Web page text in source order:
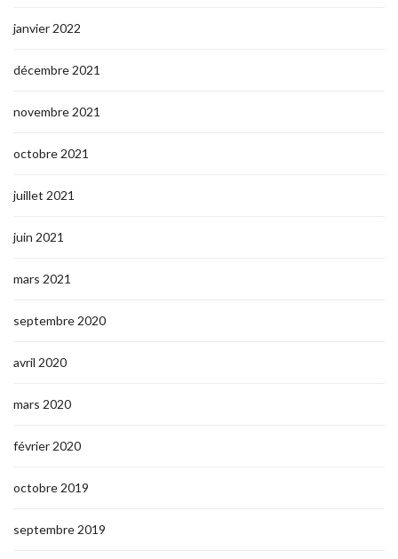
janvier 2022
décembre 2021
novembre 2021
octobre 2021
juillet 2021
juin 2021
mars 2021
septembre 2020
avril 2020
mars 2020
février 2020
octobre 2019
septembre 2019